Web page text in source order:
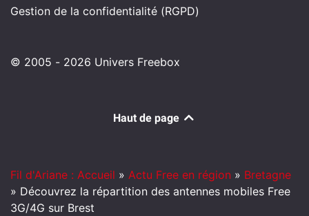
Gestion de la confidentialité (RGPD)
© 2005 - 2026 Univers Freebox
Haut de page
Fil d'Ariane : Accueil » Actu Free en région » Bretagne
» Découvrez la répartition des antennes mobiles Free
3G/4G sur Brest